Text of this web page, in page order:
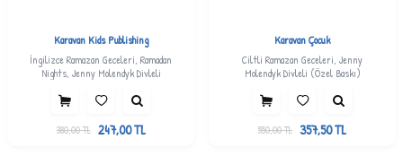
Karavan Kids Publishing
İngilizce Ramazan Geceleri, Ramadan
Nights, Jenny Molendyk Divleli
380,00TL 247,00TL
Karavan Çocuk
Ciltli Ramazan Geceleri, Jenny
Molendyk Divleli (Özel Baskı)
550,00TL 357,50TL